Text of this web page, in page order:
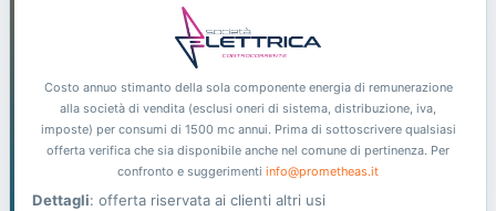
Costo annuo stimanto della sola componente energia di remunerazione
alla società di vendita (esclusi oneri di sistema, distribuzione, iva,
imposte) per consumi di 1500 mc annui. Prima di sottoscrivere qualsiasi
offerta verifica che sia disponibile anche nel comune di pertinenza. Per
confronto e suggerimenti info@prometheas.it
Dettagli: offerta riservata ai clienti altri usi